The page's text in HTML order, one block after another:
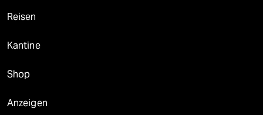
Reisen
Kantine
Shop
Anzeigen